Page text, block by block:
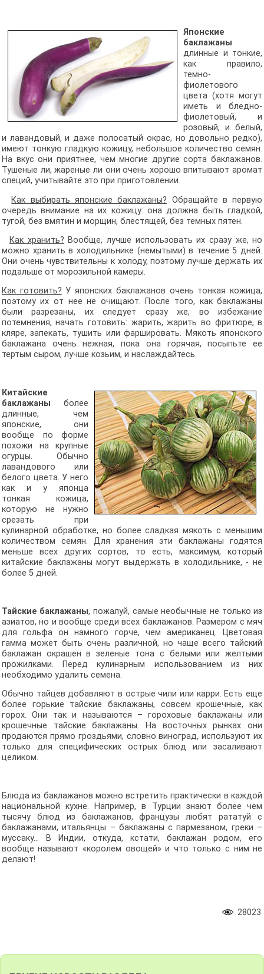
Японские
баклажаны
длинные и тонкие,
как правило,
темно-
фиолетового
цвета (хотя могут
иметь и бледно-
фиолетовый, и
розовый, и белый,
и лавандовый, и даже полосатый окрас, но довольно редко),
имеют тонкую гладкую кожицу, небольшое количество семян.
На вкус они приятнее, чем многие другие сорта баклажанов.
Тушеные ли, жареные ли они очень хорошо впитывают аромат
специй, учитывайте это при приготовлении.
Как выбирать японские баклажаны? Обращайте в первую
очередь внимание на их кожицу: она должна быть гладкой,
тугой, без вмятин и морщин, блестящей, без темных пятен.
Как хранить? Вообще, лучше использовать их сразу же, но
можно хранить в холодильнике (немытыми) в течение 5 дней.
Они очень чувствительны к холоду, поэтому лучше держать их
подальше от морозильной камеры.
Как готовить? У японских баклажанов очень тонкая кожица,
поэтому их от нее не очищают. После того, как баклажаны
были разрезаны, их следует сразу же, во избежание
потемнения, начать готовить: жарить, жарить во фритюре, в
кляре, запекать, тушить или фаршировать. Мякоть японского
баклажана очень нежная, пока она горячая, посыпьте ее
тертым сыром, лучше козьим, и наслаждайтесь.
Китайские
баклажаны более
длинные, чем
японские, они
вообще по форме
похожи на крупные
огурцы. Обычно
лавандового или
белого цвета. У него
как и у японца
тонкая кожица,
которую не нужно
срезать при
кулинарной обработке, но более сладкая мякоть с меньшим
количеством семян. Для хранения эти баклажаны годятся
меньше всех других сортов, то есть, максимум, который
китайские баклажаны могут выдержать в холодильнике, - не
более 5 дней.
Тайские баклажаны, пожалуй, самые необычные не только из
азиатов, но и вообще среди всех баклажанов. Размером с мяч
для гольфа он намного горче, чем американец. Цветовая
гамма может быть очень различной, но чаще всего тайский
баклажан окрашен в зеленые тона с белыми или желтыми
прожилками. Перед кулинарным использованием из них
необходимо удалить семена.
Обычно тайцев добавляют в острые чили или карри. Есть еще
более горькие тайские баклажаны, совсем крошечные, как
горох. Они так и называются – гороховые баклажаны или
крошечные тайские баклажаны. На восточных рынках они
продаются прямо гроздьями, словно виноград, используют их
только для специфических острых блюд или засаливают
целиком.
Блюда из баклажанов можно встретить практически в каждой
национальной кухне. Например, в Турции знают более чем
тысячу блюд из баклажанов, французы любят рататуй с
баклажанами, итальянцы – баклажаны с пармезаном, греки –
муссаку… В Индии, откуда, кстати, баклажан родом, его
вообще называют «королем овощей» и что только с ним не
делают!
28023